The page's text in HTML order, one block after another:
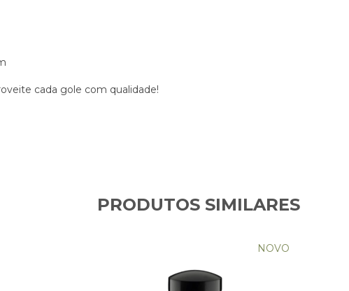
cada gole com qualidade!
PRODUTOS SIMILARES
NOVO